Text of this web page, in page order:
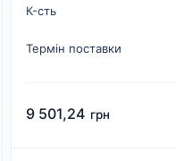
К-cть
Термін поставки
9 501,24 грн